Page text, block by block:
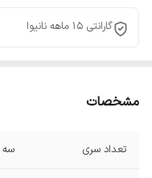
گارانتی 15 ماهه نانیوا
مشخصات
تعداد سری سه